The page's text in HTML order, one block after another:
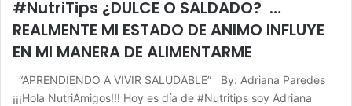
#NutriTips ¿DULCE O SALDADO? …
REALMENTE MI ESTADO DE ANIMO INFLUYE
EN MI MANERA DE ALIMENTARME
“APRENDIENDO A VIVIR SALUDABLE” By: Adriana Paredes
¡¡¡Hola NutriAmigos!!! Hoy es día de #Nutritips soy Adriana